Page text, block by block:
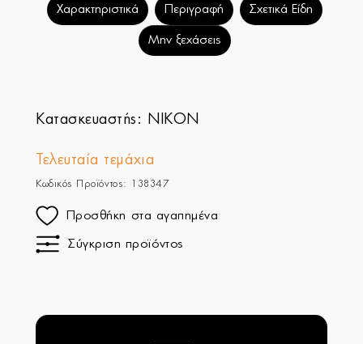
Χαρακτηριστικά Περιγραφή Σχετικά Είδη
Μην ξεχάσεις
Κατασκευαστής: NIKON
Τελευταία τεμάχια
Κωδικός Προϊόντος: 138347
Προσθήκη στα αγαπημένα
Σύγκριση προϊόντος